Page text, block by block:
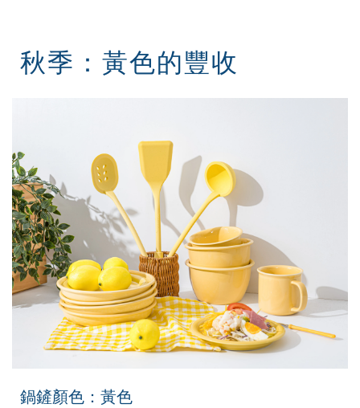
秋季：黃色的豐收
鍋鏟顏色：黃色